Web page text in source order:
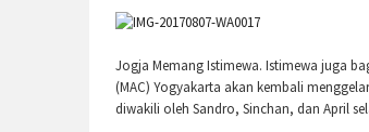
Jogja Memang Istimewa. Istimewa juga
(MAC) Yogyakarta akan kembali
diwakili oleh Sandro, Sinchan, dan April